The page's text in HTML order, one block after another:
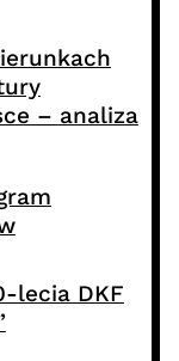
– analiza
lecia DKF